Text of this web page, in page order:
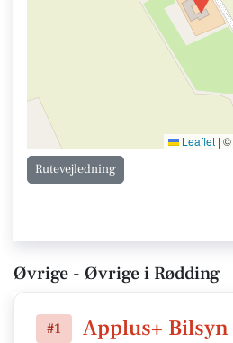
Leaflet | ©
Rutevejledning
Øvrige - Øvrige i Rødding
#1 Applus+ Bilsyn